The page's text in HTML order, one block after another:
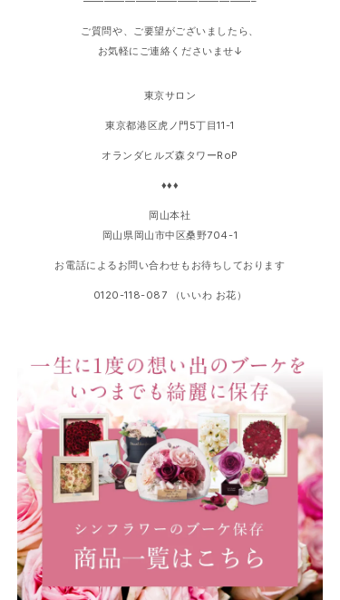
ご質問や、ご要望がございましたら、
お気軽にご連絡くださいませ↓
東京サロン
東京都港区虎ノ門5丁目11-1
オランダヒルズ森タワーRoP
♦♦♦
岡山本社
岡山県岡山市中区桑野704-1
お電話によるお問い合わせもお待ちしております
0120-118-087 （いいわ お花）